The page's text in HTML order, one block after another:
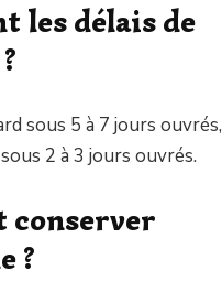
les délais de
sous 5 à 7 jours ouvrés,
2 à 3 jours ouvrés.
conserver
?